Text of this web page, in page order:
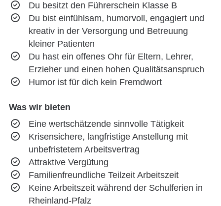
Du besitzt den Führerschein Klasse B
Du bist einfühlsam, humorvoll, engagiert und
kreativ in der Versorgung und Betreuung
kleiner Patienten
Du hast ein offenes Ohr für Eltern, Lehrer,
Erzieher und einen hohen Qualitätsanspruch
Humor ist für dich kein Fremdwort
Was wir bieten
Eine wertschätzende sinnvolle Tätigkeit
Krisensichere, langfristige Anstellung mit
unbefristetem Arbeitsvertrag
Attraktive Vergütung
Familienfreundliche Teilzeit Arbeitszeit
Keine Arbeitszeit während der Schulferien in
Rheinland-Pfalz